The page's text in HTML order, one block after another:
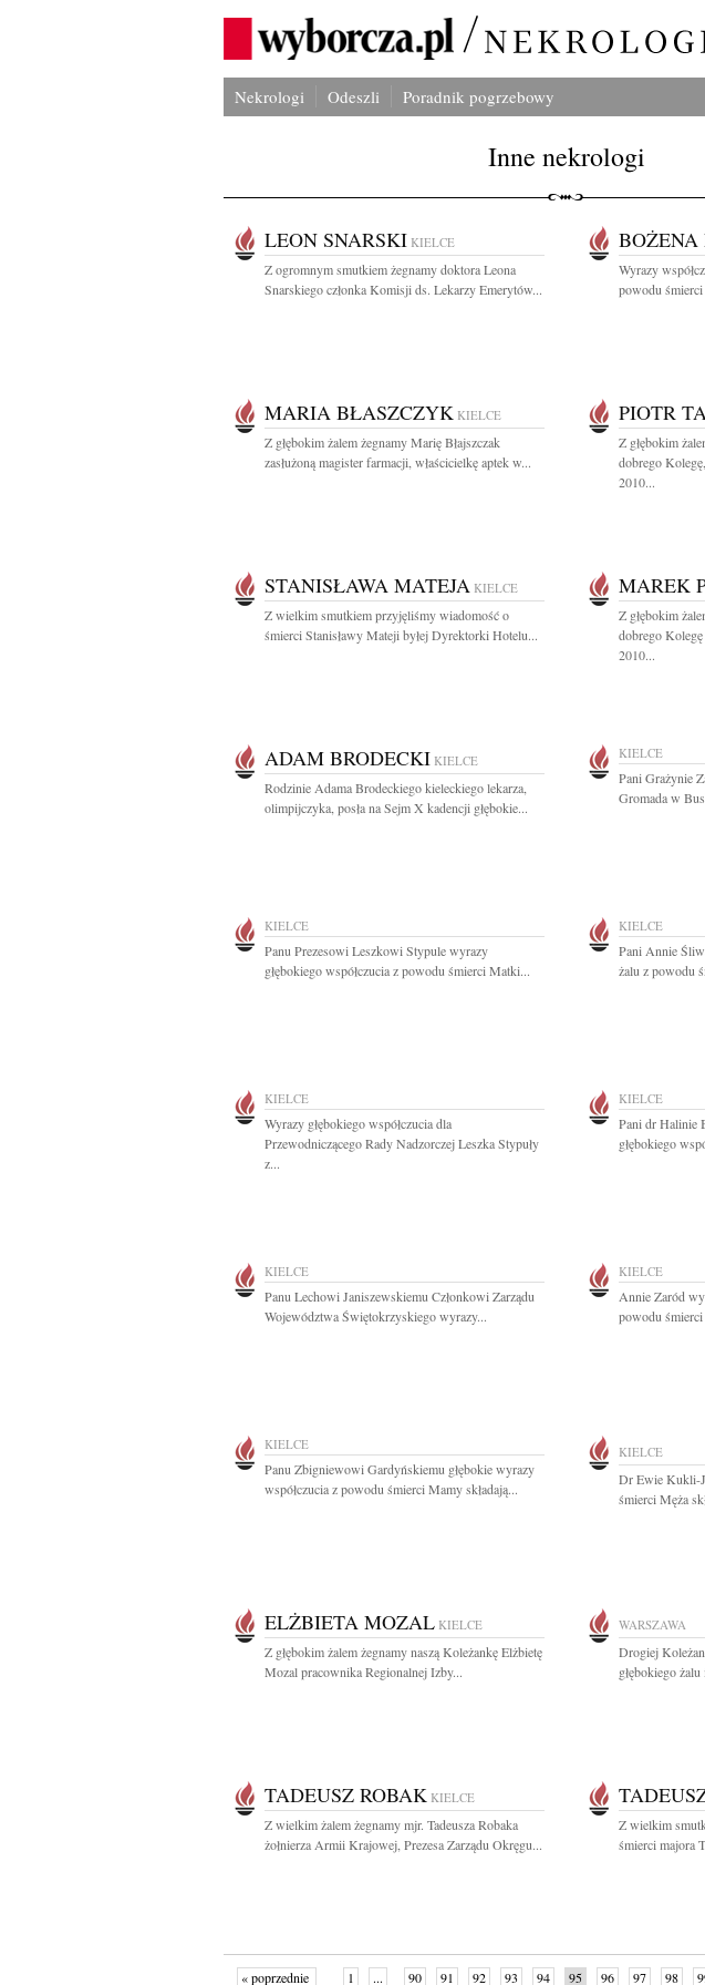
Nekrologi Odeszli Poradnik pogrzebowy
Inne nekrologi
LEON SNARSKI KIELCE
Z ogromnym smutkiem żegnamy doktora Leona
Snarskiego członka Komisji ds. Lekarzy Emerytów...
BOŻENA
Wyrazy
powodu
MARIA BŁASZCZYK KIELCE
Z głębokim żalem żegnamy Marię Błajszczak
zasłużoną magister farmacji, właścicielkę aptek w...
PIOTR
Z głębokim
dobrego
2010...
STANISŁAWA MATEJA KIELCE
Z wielkim smutkiem przyjęliśmy wiadomość o
śmierci Stanisławy Mateji byłej Dyrektorki Hotelu...
MAREK
Z głębokim
dobrego Kolegę
2010...
ADAM BRODECKI KIELCE
Rodzinie Adama Brodeckiego kieleckiego lekarza,
olimpijczyka, posła na Sejm X kadencji głębokie...
KIELCE
Pani Grażynie
Gromada w
KIELCE
Panu Prezesowi Leszkowi Stypule wyrazy
głębokiego współczucia z powodu śmierci Matki...
KIELCE
Pani Annie
żalu z powodu
KIELCE
Wyrazy głębokiego współczucia dla
Przewodniczącego Rady Nadzorczej Leszka Stypuły
z...
KIELCE
Pani dr Halinie
głębokiego
KIELCE
Panu Lechowi Janiszewskiemu Członkowi Zarządu
Województwa Świętokrzyskiego wyrazy...
KIELCE
Annie Zaród
powodu śmierci
KIELCE
Panu Zbigniewowi Gardyńskiemu głębokie wyrazy
współczucia z powodu śmierci Mamy składają...
KIELCE
Dr Ewie Kukli-
śmierci Męża
ELŻBIETA MOZAL KIELCE
Z głębokim żalem żegnamy naszą Koleżankę Elżbietę
Mozal pracownika Regionalnej Izby...
WARSZAWA
Drogiej
głębokiego
TADEUSZ ROBAK KIELCE
Z wielkim żalem żegnamy mjr. Tadeusza Robaka
żołnierza Armii Krajowej, Prezesa Zarządu Okręgu...
Z wielkim
śmierci majora
« poprzednie 1 ... 90 91 92 93 94 95 96 97 98